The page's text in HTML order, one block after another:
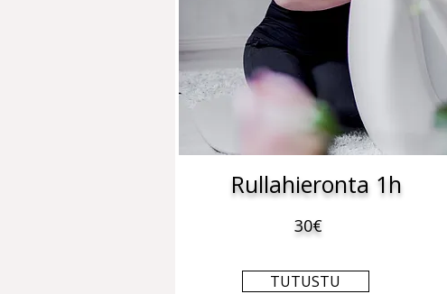
Rullahieronta 1h
30€
TUTUSTU